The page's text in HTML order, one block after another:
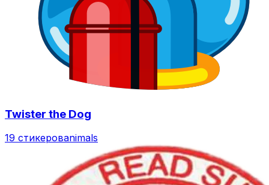
Twister the Dog
19 стикеровanimals